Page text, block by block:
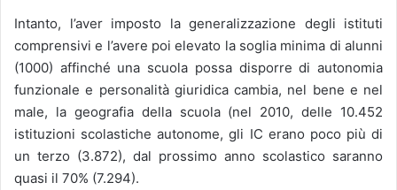
Intanto, l’aver imposto la generalizzazione degli istituti
comprensivi e l’avere poi elevato la soglia minima di alunni
(1000) affinché una scuola possa disporre di autonomia
funzionale e personalità giuridica cambia, nel bene e nel
male, la geografia della scuola (nel 2010, delle 10.452
istituzioni scolastiche autonome, gli IC erano poco più di
un terzo (3.872), dal prossimo anno scolastico saranno
quasi il 70% (7.294).